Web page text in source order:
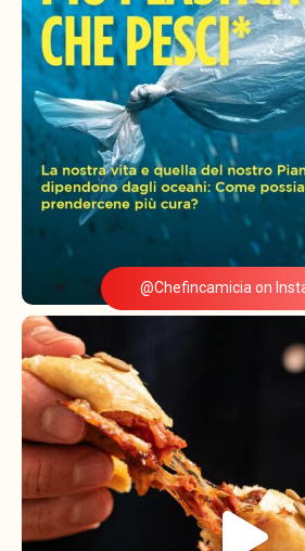
@Chefincamicia on